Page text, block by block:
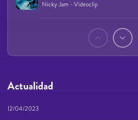
Nicky Jam - Videoclip
Actualidad
12/04/2023